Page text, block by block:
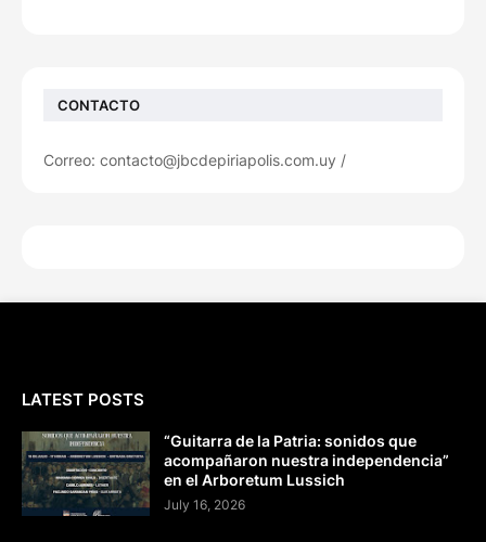
CONTACTO
Correo: contacto@jbcdepiriapolis.com.uy /
LATEST POSTS
“Guitarra de la Patria: sonidos que
acompañaron nuestra independencia”
en el Arboretum Lussich
July 16, 2026